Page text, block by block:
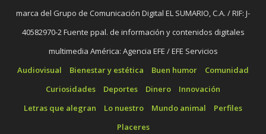
marca del Grupo de Comunicación Digital EL SUMARIO, C.A. / RIF: J-
40582970-2 Fuente ppal. de información y contenidos digitales
multimedia América: Agencia EFE / EFE Servicios
Audiovisual
Bienestar y estética Buen humor
Comunidad
Curiosidades
Deportes Dinero
Innovación
Letras que alegran
Lo nuestro Mundo animal
Perfiles
Placeres